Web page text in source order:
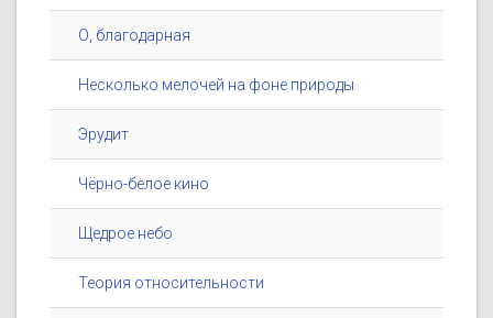
О, благодарная
Несколько мелочей на фоне природы
Эрудит
Чёрно-белое кино
Щедрое небо
Теория относительности